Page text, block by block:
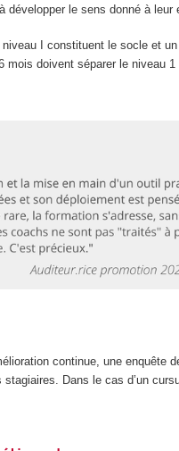
le sens donné à leur
I constituent le socle et
doivent séparer le niveau
continue, une enquête
Dans le cas d’un